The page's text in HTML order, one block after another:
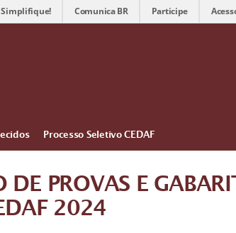
Simplifique! Comunica BR Participe
Processo Seletivo CEDAF
PROVAS E
2024